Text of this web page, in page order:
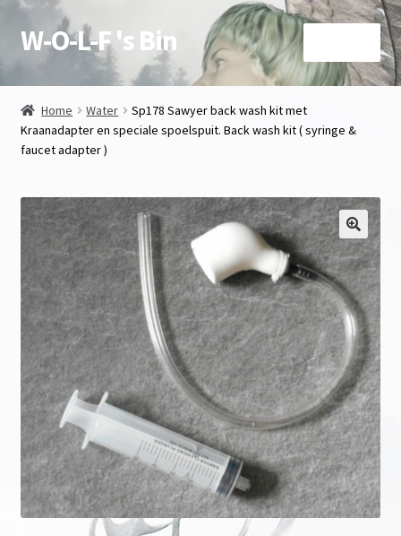
Ga
door
navigatie
Ga
naar
inhoud
W-O-L-F 's Bin
Over deze site en Shop
Winkel
contact
voorwaarden
Agenda
Wetenswaardigheden
Onze merken
Home Water
Sp178 Sawyer back wash kit met
Kraanadapter en speciale spoelspuit. Back wash kit ( syringe &
faucet adapter )
🔍